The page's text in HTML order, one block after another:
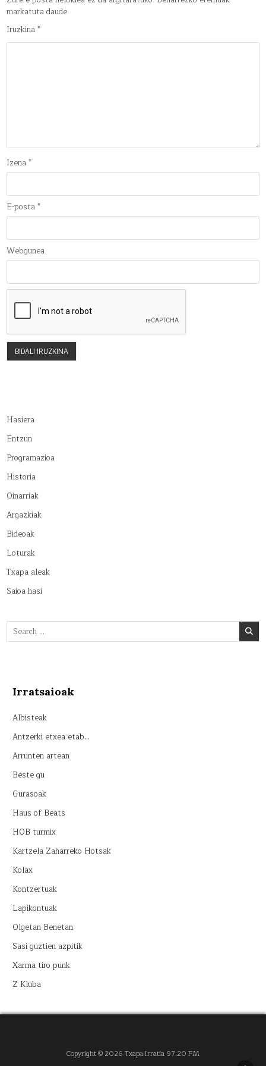
markatuta daude
Iruzkina*
Izena*
E-posta*
Webgunea
Hasiera
Entzun
Programazioa
Historia
Oinarriak
Argazkiak
Bideoak
Loturak
Txapa aleak
Saioa hasi
Search
for:
Irratsaioak
Albisteak
Antzerki etxea etab…
Arrunten artean
Beste gu
Gurasoak
Haus of Beats
HOB turmix
Kartzela Zaharreko Hotsak
Kolax
Kontzertuak
Lapikontuak
Olgetan Benetan
Sasi guztien azpitik
Xarma tiro punk
Z Kluba
Copyright © 2026 Txapa Irratia 97.20 FM